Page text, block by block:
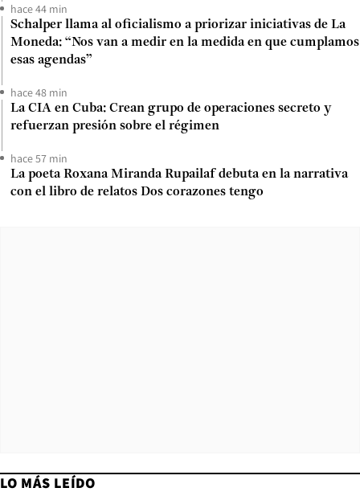
hace 44 min
Schalper llama al oficialismo a priorizar iniciativas de La
Moneda: “Nos van a medir en la medida en que cumplamos
esas agendas”
hace 48 min
La CIA en Cuba: Crean grupo de operaciones secreto y
refuerzan presión sobre el régimen
hace 57 min
La poeta Roxana Miranda Rupailaf debuta en la narrativa
con el libro de relatos Dos corazones tengo
LO MÁS LEÍDO